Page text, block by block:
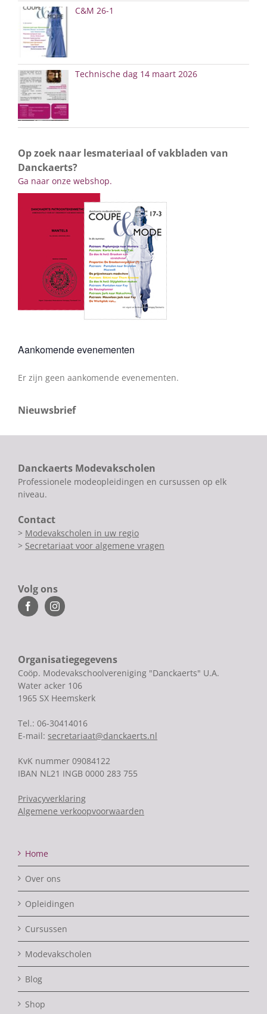
C&M 26-1
Technische dag 14 maart 2026
Op zoek naar lesmateriaal of vakbladen van
Danckaerts?
Ga naar onze webshop.
Aankomende evenementen
Bericht
Er zijn geen aankomende evenementen.
Nieuwsbrief
Danckaerts Modevakscholen
Professionele modeopleidingen en cursussen op elk
niveau.
Contact
> Modevakscholen in uw regio
> Secretariaat voor algemene vragen
Volg ons
Organisatiegegevens
Coöp. Modevakschoolvereniging "Danckaerts" U.A.
Water acker 106
1965 SX Heemskerk
Tel.: 06-30414016
E-mail: secretariaat@danckaerts.nl
KvK nummer 09084122
IBAN NL21 INGB 0000 283 755
Privacyverklaring
Algemene verkoopvoorwaarden
Home
Over ons
Opleidingen
Cursussen
Modevakscholen
Blog
Shop